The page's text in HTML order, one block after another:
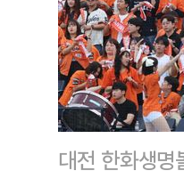
대전 한화생